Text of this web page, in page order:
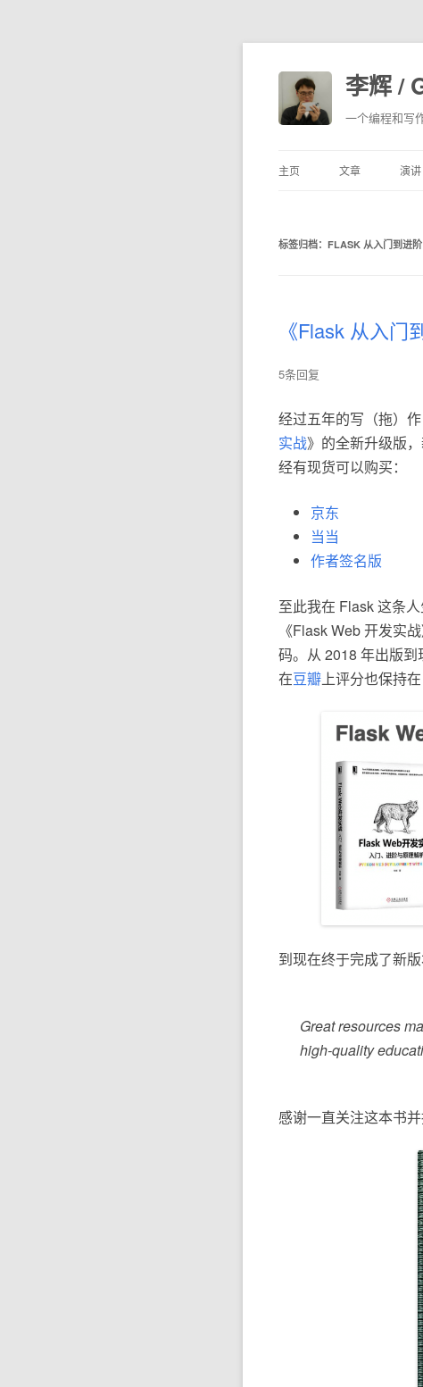
李辉 /
一个编程和写
主页 文章 演讲
标签归档： FLASK 从入门到进阶
《Flask 从入门
5条回复
经过五年的写（拖）
实战》的全新升级版
经有现货可以购买：
京东
当当
作者签名版
至此我在 Flask 这条
《Flask Web 开发实
码。从 2018 年出版到
在豆瓣上评分也保持在
到现在终于完成了新
Great resources
high-quality
感谢一直关注这本书